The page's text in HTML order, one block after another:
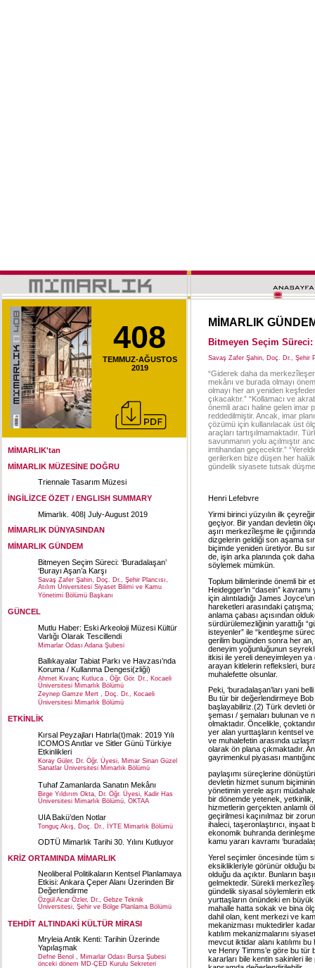
408
TEMMUZ-AĞUSTOS
2019
MİMARLIK'tan
MİMARLIK MÜZESİNE DOĞRU
Triennale Tasarım Müzesi
İNGİLİZCE ÖZET / ENGLISH SUMMARY
Mimarlık. 408| July-August 2019
MİMARLIK DÜNYASINDAN
MİMARLIK GÜNDEM
Bitmeyen Seçim Süreci: ‘Buradalaşan’
‘Burayı Aşan’a Karşı
Savaş Zafer Şahin, Doç. Dr., Şehir Plancısı,
Atılım Üniversitesi Siyaset Bilimi ve Kamu
Yönetimi Bölümü Başkanı
GÜNCEL
Mutlu Haber: Eski Arkeoloji Müzesi Kültür
Varlığı Olarak Tescillendi
Mimarlar Odası Adana Şubesi
Ballıkayalar Tabiat Parkı ve Havzası’nda
Koruma / Kullanma Dengesi(zliği)
Ahmet Kıvanç Kutluca , Öğr. Gör. Dr., Kocaeli
Üniversitesi Mimarlık Bölümü
Zeynep Gamze Mert , Doç. Dr., Kocaeli
Üniversitesi Mimarlık Bölümü
ETKİNLİK
Kırsal Peyzajları Hatırla(t)mak: 2019 Yılı
ICOMOS Anıtlar ve Sitler Günü Türkiye
Etkinlikleri
Koray Güler, Dr. Öğr. Üyesi, Mimar Sinan Güzel
Sanatlar Üniversitesi Mimarlık Bölümü
Tuhaf Zamanlarda Sanatın Mekânı
Birge Yıldırım Okta, Dr. Öğr. Üyesi, Kadir Has
Üniversitesi Mimarlık Bölümü, OKTAA
UIA Bakü’den Notlar
Tonguç Akış, Doç. Dr., İYTE Mimarlık Bölümü
ODTÜ Mimarlık Tarihi 30. Yılını Kutluyor
KRİZ ORTAMINDA MİMARLIK
Neoliberal Politikaların Kentsel Planlamaya
Etkisi: Ankara Çeper Alanı Üzerinden Bir
Değerlendirme
Özgül Acar Özler, Dr., Gebze Teknik
Üniversitesi, Şehir ve Bölge Planlama Bölümü
TEHDİT ALTINDAKİ KÜLTÜR MİRASI
Mryleia Antik Kenti: Tarihin Üzerinde
Yapılaşmak
Defne Benol , Mimarlar Odası Bursa Şubesi
önceki dönem MD-ÇED Kurulu Sekreteri
MİMARLIK
Bitmeyen Seçim Süreci:
Savaş Zafer Şahin, Doç. Dr., Şehir
“Giderek daha da
mekânı ve burada olmayı
olmayı her an yeniden
çıkacaktır.” “Kollamacı ve
önemli aracı haline gelen imar
reddedilmiştir. Ancak, imar
çözümü için kullanılacak üst
araçları tartışılmamaktadır.
savunmanın yolu açılmıştır
imtihandan geçecektir.”
gerilerken bize düşen her
gündelik siyasete tutsak
Henri Lefebvre
Yirmi birinci yüzyılın ilk
geçiyor. Bir yandan devletin
aşırı merkezîleşme ile
dizgelerin geldiği son aşama
biçimde yeniden üretiyor. Bu
de, işin arka planında çok
söylemek mümkün.
Toplum bilimlerinde önemli bir
Heidegger’in “dasein”
için alıntıladığı James
hareketleri arasındaki
anlama çabası açısından
sürdürülemezliğinin yarattığı
isteyenler” ile “kentleşme
gerilim bugünden sonra her an,
deneyim yoğunluğunun
itkisi ile yereli deneyimleyen
arayan kitlelerin refleksleri,
muhalefette olsunlar.
Peki, ‘buradalaşan’ları yani
Bu tür bir değerlendirmeye
başlayabiliriz.(2) Türk devleti
şeması / şemaları bulunan ve
olmaktadır. Öncelikle,
yer alan yurttaşların kentsel
ve muhalefetin arasında
olarak ön plana çıkmaktadır.
gayrimenkul piyasası
paylaşımı süreçlerine
devletin hizmet sunum
yönetimin yerele aşırı
bir dönemde yetenek,
hizmetlerin gerçekten anlamlı
geçirilmesi kaçınılmaz bir
ihaleci, taşeronlaştırıcı,
ekonomik buhranda
kamu yararı kavramı
Yerel seçimler öncesinde tüm
eksiklikleriyle görünür olduğu
olduğu da açıktır. Bunların
gelmektedir. Sürekli
gündelik siyasal söylemlerin
yurttaşların önündeki en
mahalle hatta sokak ve bina
dahil olan, kent merkezi ve
mekanizması muktedirler
katılım mekanizmalarını
mevcut iktidar alanı katılımı
ve Henry Timms’e göre bu tür
kararları bile kentin sakinleri